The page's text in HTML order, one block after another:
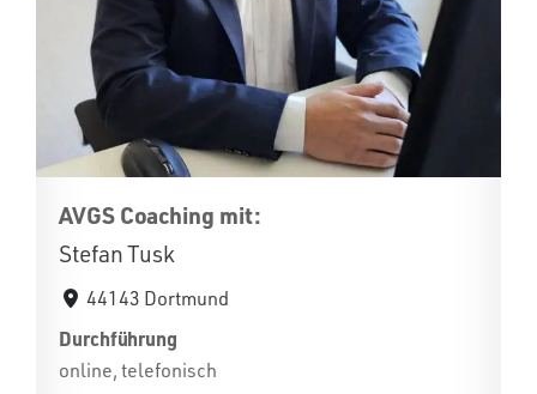
AVGS Coaching mit:
Stefan Tusk
44143 Dortmund
Durchführung
online, telefonisch